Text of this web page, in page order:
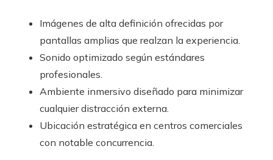
Imágenes de alta definición ofrecidas por
pantallas amplias que realzan la experiencia.
Sonido optimizado según estándares
profesionales.
Ambiente inmersivo diseñado para minimizar
cualquier distracción externa.
Ubicación estratégica en centros comerciales
con notable concurrencia.